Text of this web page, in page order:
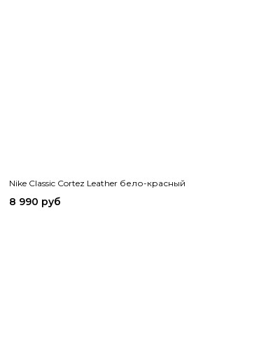
Nike Classic Cortez Leather бело-красный
8 990 руб